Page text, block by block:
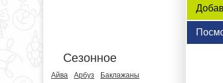
Сезонное
Айва Арбуз
Баклажаны